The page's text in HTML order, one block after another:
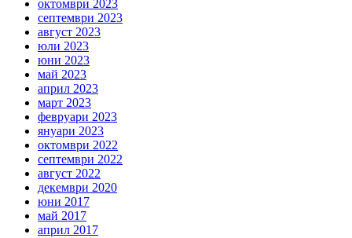
октомври 2023
септември 2023
август 2023
юли 2023
юни 2023
май 2023
април 2023
март 2023
февруари 2023
януари 2023
октомври 2022
септември 2022
август 2022
декември 2020
юни 2017
май 2017
април 2017